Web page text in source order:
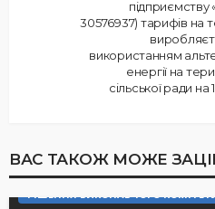
30576937) тарифів на
використанням
енергії на
сільської ради
ВАС ТАКОЖ МОЖЕ